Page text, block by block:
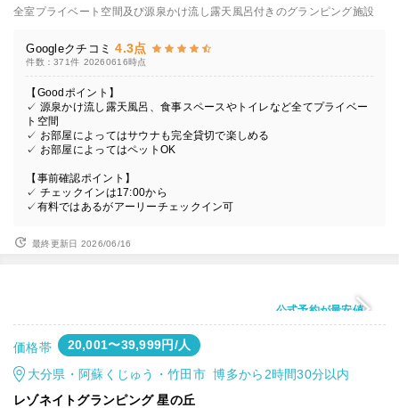
全室プライベート空間及び源泉かけ流し露天風呂付きのグランピング施設
Googleクチコミ 4.3点
件数：371件 20260616時点
【Goodポイント】
✓ 源泉かけ流し露天風呂、食事スペースやトイレなど全てプライベー
ト空間
✓ お部屋によってはサウナも完全貸切で楽しめる
✓ お部屋によってはペットOK
【事前確認ポイント】
✓ チェックインは17:00から
✓有料ではあるがアーリーチェックイン可
最終更新日 2026/06/16
公式予約が最安値
価格帯 20,001〜39,999円/人
大分県・阿蘇くじゅう・竹田市 博多から2時間30分以内
レゾネイトグランピング 星の丘